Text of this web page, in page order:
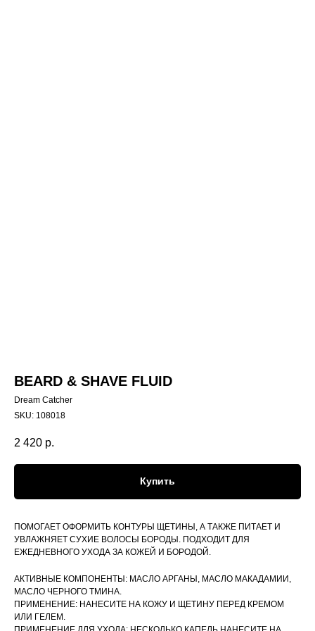
BEARD & SHAVE FLUID
Dream Catcher
SKU: 108018
2 420 р.
Купить
ПОМОГАЕТ ОФОРМИТЬ КОНТУРЫ ЩЕТИНЫ, А ТАКЖЕ ПИТАЕТ И
УВЛАЖНЯЕТ СУХИЕ ВОЛОСЫ БОРОДЫ. ПОДХОДИТ ДЛЯ
ЕЖЕДНЕВНОГО УХОДА ЗА КОЖЕЙ И БОРОДОЙ.
АКТИВНЫЕ КОМПОНЕНТЫ: МАСЛО АРГАНЫ, МАСЛО МАКАДАМИИ,
МАСЛО ЧЕРНОГО ТМИНА.
ПРИМЕНЕНИЕ: НАНЕСИТЕ НА КОЖУ И ЩЕТИНУ ПЕРЕД КРЕМОМ
ИЛИ ГЕЛЕМ.